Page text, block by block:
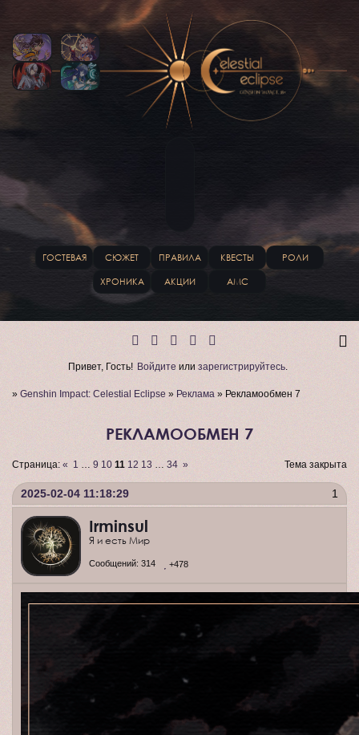
ГОСТЕВАЯ СЮЖЕТ ПРАВИЛА КВЕСТЫ РОЛИ
ХРОНИКА АКЦИИ АМС
Привет, Гость! Войдите или зарегистрируйтесь.
» Genshin Impact: Celestial Eclipse » Реклама » Рекламообмен 7
РЕКЛАМООБМЕН 7
Страница: « 1 … 9 10 11 12 13 … 34 » Тема закрыта
1
2025-02-04 11:18:29
Irminsul
Я и есть Мир
Сообщений: 314 +478